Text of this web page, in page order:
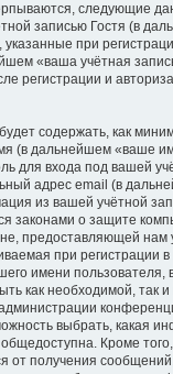
следующие
записью Гостя (в
при
«ваша учётная
регистрации и
содержать, как
(в дальнейшем «ваше
для входа под вашей
адрес email (в
из вашей учётной
законами о защите
предоставляющей нам
при регистрации
имени пользователя,
как необходимой, так
выбрать, какая
Кроме
от получения